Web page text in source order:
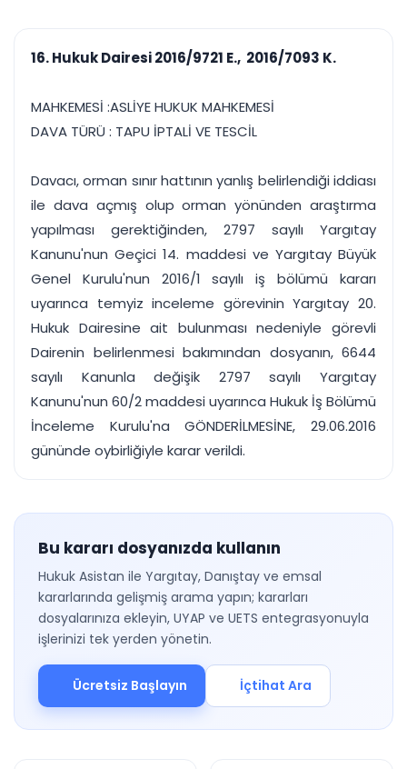
Duruşma ve görev
takvimi
Bildirim
takibi
UYAP & UETS entegrasyonundan finansa, hepsi bir arada.
Tüm özellikleri inceleyin Ücretsiz Başlayın
16. Hukuk Dairesi 2016/9721 E., 2016/7093 K.
MAHKEMESİ :ASLİYE HUKUK MAHKEMESİ
DAVA TÜRÜ : TAPU İPTALİ VE TESCİL
Davacı, orman sınır hattının yanlış belirlendiği iddiası
ile dava açmış olup orman yönünden araştırma
yapılması gerektiğinden, 2797 sayılı Yargıtay
Kanunu'nun Geçici 14. maddesi ve Yargıtay Büyük
Genel Kurulu'nun 2016/1 sayılı iş bölümü kararı
uyarınca temyiz inceleme görevinin Yargıtay 20.
Hukuk Dairesine ait bulunması nedeniyle görevli
Dairenin belirlenmesi bakımından dosyanın, 6644
sayılı Kanunla değişik 2797 sayılı Yargıtay
Kanunu'nun 60/2 maddesi uyarınca Hukuk İş Bölümü
İnceleme Kurulu'na GÖNDERİLMESİNE, 29.06.2016
gününde oybirliğiyle karar verildi.
Bu kararı dosyanızda kullanın
Hukuk Asistan ile Yargıtay, Danıştay ve emsal
kararlarında gelişmiş arama yapın; kararları
dosyalarınıza ekleyin, UYAP ve UETS entegrasyonuyla
işlerinizi tek yerden yönetin.
Ücretsiz Başlayın İçtihat Ara